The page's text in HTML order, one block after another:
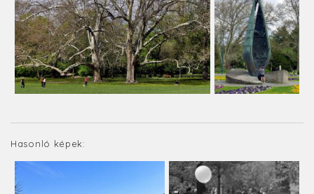
Hasonló képek: